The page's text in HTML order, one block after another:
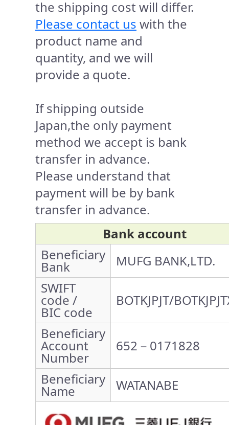
the shipping cost will differ.
Please contact us with the
product name and
quantity, and we will
provide a quote.
If shipping outside
Japan,the only payment
method we accept is bank
transfer in advance.
Please understand that
payment will be by bank
transfer in advance.
Bank account
Beneficiary
Bank
MUFG BANK,LTD.
SWIFT
code /
BIC code
BOTKJPJT/
Beneficiary
Account
Number
652－0171828
Beneficiary
Name WATANABE